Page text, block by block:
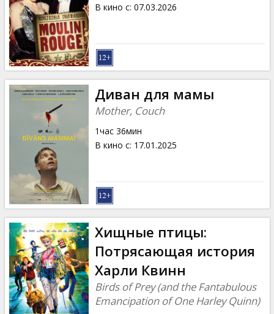
В кино с: 07.03.2026
Диван для мамы
Mother, Couch
1час 36мин
В кино с: 17.01.2025
Хищные птицы:
Потрясающая история
Харли Квинн
Birds of Prey (and the Fantabulous
Emancipation of One Harley Quinn)